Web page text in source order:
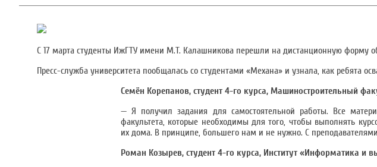
С 17 марта студенты ИжГТУ имени М.Т. Калашникова перешли на дистанционную форму
Пресс-служба университета пообщалась со студентами «Механа» и узнала, как ребята
Семён Корепанов, студент 4-го курса, Машиностроительный
— Я получил задания для самостоятельной работы. Все
факультета, которые необходимы для того, чтобы выполнять
их дома. В принципе, большего нам и не нужно. С
Роман Козырев, студент 4-го курса, Институт «Информатика и